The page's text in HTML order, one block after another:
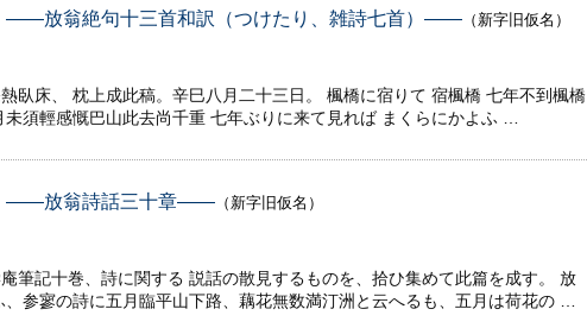
放翁絶句十三首和訳（つけたり、雑詩七首）―― （新字旧仮名）
臥床、 枕上成此稿。辛巳八月二十三日。 楓橋に宿りて 宿楓橋 七年不到楓橋
須輕感慨巴山此去尚千重 七年ぶりに来て見れば まくらにかよふ …
――放翁詩話三十章―― （新字旧仮名）
筆記十巻、詩に関する 説話の散見するものを、拾ひ集めて此篇を成す。 放
参寥の詩に五月臨平山下路、藕花無数満汀洲と云へるも、五月は荷花の …